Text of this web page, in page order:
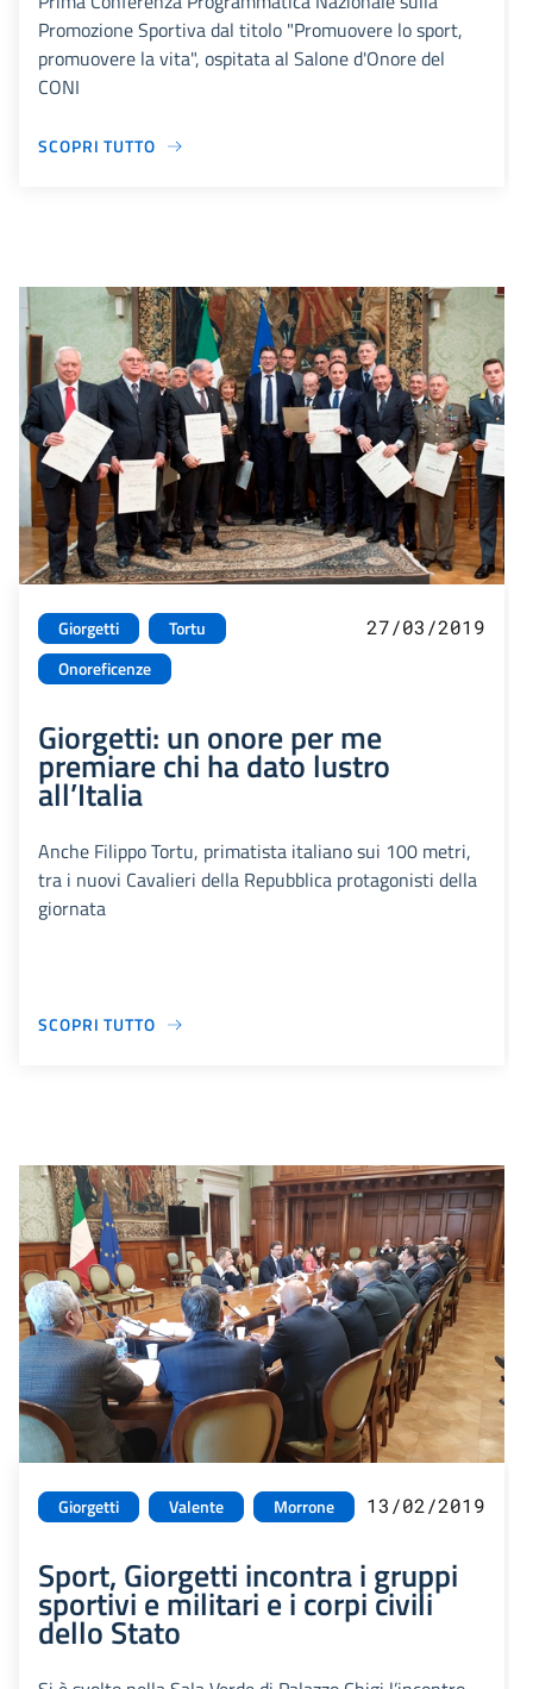
Promozione Sportiva dal titolo "Promuovere lo sport,
promuovere la vita", ospitata al Salone d'Onore del
CONI
SCOPRI TUTTO
Giorgetti
Tortu
Onoreficenze
27/03/2019
Giorgetti: un onore per me
premiare chi ha dato lustro
all’Italia
Anche Filippo Tortu, primatista italiano sui 100 metri,
tra i nuovi Cavalieri della Repubblica protagonisti della
giornata
SCOPRI TUTTO
Giorgetti Valente Morrone 13/02/2019
Sport, Giorgetti incontra i gruppi
sportivi e militari e i corpi civili
dello Stato